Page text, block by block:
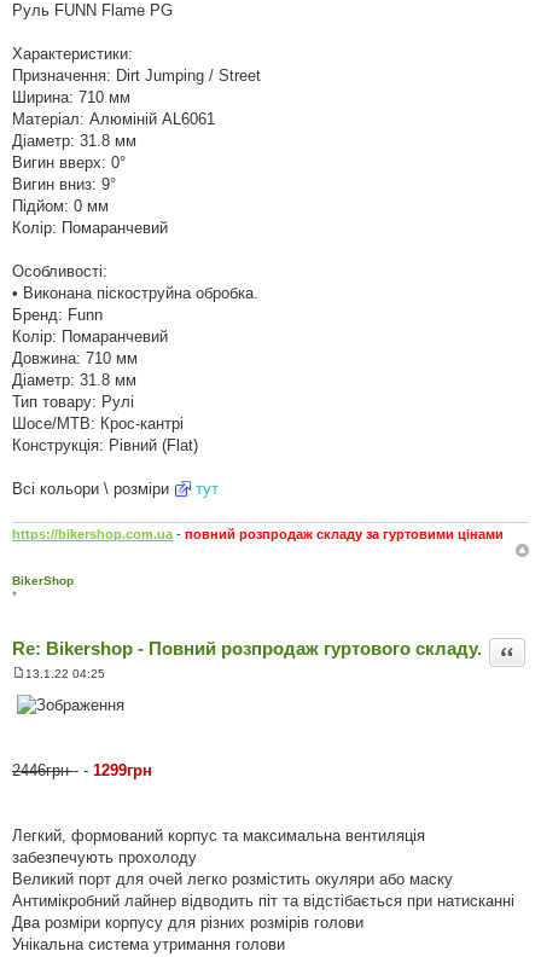
Руль FUNN Flame PG
Характеристики:
Призначення: Dirt Jumping / Street
Ширина: 710 мм
Матеріал: Алюміній AL6061
Діаметр: 31.8 мм
Вигин вверх: 0°
Вигин вниз: 9°
Підйом: 0 мм
Колір: Помаранчевий
Особливості:
• Виконана піскоструйна обробка.
Бренд: Funn
Колір: Помаранчевий
Довжина: 710 мм
Діаметр: 31.8 мм
Тип товару: Рулі
Шосе/МТВ: Крос-кантрі
Конструкція: Рівний (Flat)
Всі кольори \ розміри тут
https://bikershop.com.ua - повний розпродаж складу за гуртовими цінами
BikerShop
*
Re: Bikershop - Повний розпродаж гуртового складу.
о
в
м
я
13.1.22 04:25
2446грн- - 1299грн
Легкий, формований корпус та максимальна вентиляція
забезпечують прохолоду
Великий порт для очей легко розмістить окуляри або маску
Антимікробний лайнер відводить піт та відстібається при натисканні
Два розміри корпусу для різних розмірів голови
Унікальна система утримання голови